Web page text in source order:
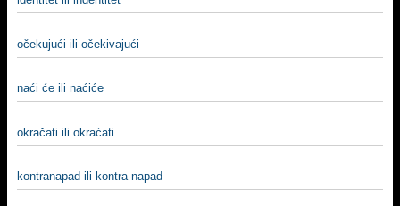
očekujući ili očekivajući
naći će ili naćiće
okračati ili okraćati
kontranapad ili kontra-napad